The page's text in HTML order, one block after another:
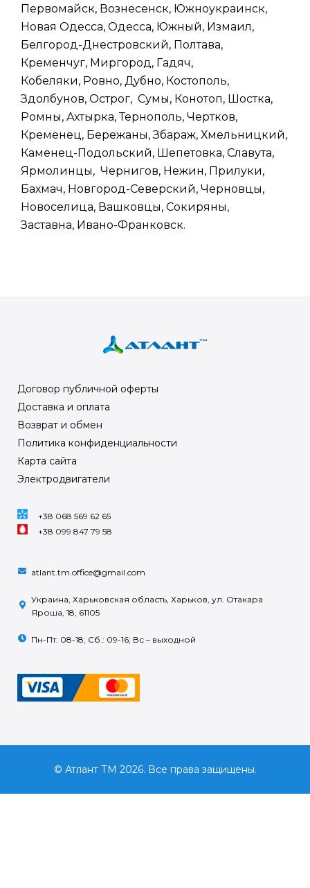
Первомайск, Вознесенск, Южноукраинск,
Новая Одесса, Одесса, Южный, Измаил,
Белгород-Днестровский, Полтава,
Кременчуг, Миргород, Гадяч,
Кобеляки, Ровно, Дубно, Костополь,
Здолбунов, Острог, Сумы, Конотоп, Шостка,
Ромны, Ахтырка, Тернополь, Чертков,
Кременец, Бережаны, Збараж, Хмельницкий,
Каменец-Подольский, Шепетовка, Славута,
Ярмолинцы, Чернигов, Нежин, Прилуки,
Бахмач, Новгород-Северский, Черновцы,
Новоселица, Вашковцы, Сокиряны,
Заставна, Ивано-Франковск.
Договор публичной оферты
Доставка и оплата
Возврат и обмен
Политика конфиденциальности
Карта сайта
Электродвигатели
+38 068 569 62 65
+38 099 847 79 58
atlant.tm.office@gmail.com
Украина, Харьковская область, Харьков, ул. Отакара
Яроша, 18, 61105
Пн-Пт: 08-18; Сб.: 09-16; Вс – выходной
© Атлант ТМ 2026. Все права защищены.